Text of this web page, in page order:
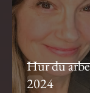
Hur du
2024